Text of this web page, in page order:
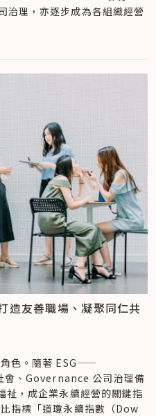
近年來，ESG 逐漸主流化，
組織必備的生意經營策
續轉型的強需求，前來尋求
更接近企業經營管理的核
機，率先發布全球跨部門整
大價值主張，欲成為賦能企
續（ESG &
展（Economic & Social
Sustainable Finance）、
& Decarbonization）
Measurement, Assurance &
3 年投入超過 15 億美元的
全球的服務能量、加速新技術
改變，共創正向影響力。
前瞻性的，其實 KPMG 台灣
關業務。」黃正忠笑說，
候變遷與企業永續發展服務
企業服務團隊，對外，善用事
之服務資源，陪伴社會企業穩
以及發展策略。對內，則系統
舉辦社企週，廣邀社企擺攤、
選用公平交易的鮮奶、咖啡
數 80.7 分
沃土（43-63 分）、豐饒
）」 5 大甜甜圈星球分級
往最高等級「永續甜甜圈星
、思辨所有題型，答對率最高
88.58%）、「淡水消耗」
） ，以隸屬生態天花板
。
、通信等基礎設備的權益與能
素養、促進人際連結網路等面
源應有限度，過度消耗水資源
氣候。在此答題狀態中顯示，
及水資源保育之重要性。
、重金屬等有毒化合物對於人
含化學物質之製品並於用畢後
（48.77%）、「社會公平」
），3 個領域上，前兩
會面議題相關。
議題聚焦在水資源對於環境的
重於大眾日常取水情形及用水
相關。
，無論種族、年齡、性別、健
理，亦逐步成為各組織經營
個行動」策展中，共同策
（台灣），率先於組織內部推
關注永續、參與永續，星展銀
控股、文曄科技，以及社會企
事，眾人助之」，當越來越多
、社會與環境三贏。本文彙整
，與大家一同探究媒體、金
續策略、於企業經營中實踐。
讓媒體成為改變的行動者
成立願景工程，從「寫新聞要
（walk the talk）」，盼讓媒
歲的聯合報，宣布讓「願
程基金會」，成為台灣公共
，作為台灣共好的力量。
個貼近台灣土地人民、開拓
僅廣獲回響，甚至改變政策，
口號、文字，更是聯合報系集
、永續林業認證紙張印製名
設備、停車場鑿洞種樹，這些
永續之決心。
的企業營運、創造社會影響
造友善職場、凝聚同仁共
角色。隨著 ESG——
、Governance 公司治理備
祉，成企業永續經營的關鍵指
指標「道瓊永續指數（Dow